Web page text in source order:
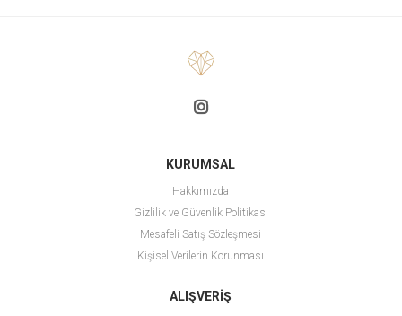
KURUMSAL
Hakkımızda
Gizlilik ve Güvenlik Politikası
Mesafeli Satış Sözleşmesi
Kişisel Verilerin Korunması
ALIŞVERİŞ